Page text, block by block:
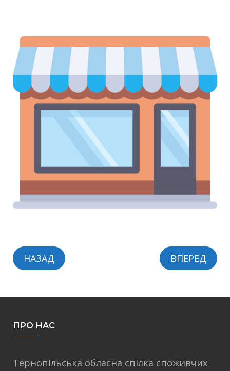
НАЗАД ВПЕРЕД
ПРО НАС
Тернопільська обласна спілка споживчих